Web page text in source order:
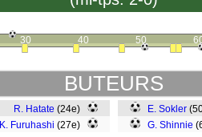
30 40 50
BUTEURS
R. Hatate (24e)
K. Furuhashi (27e)
E. Sokler
G. Shinnie